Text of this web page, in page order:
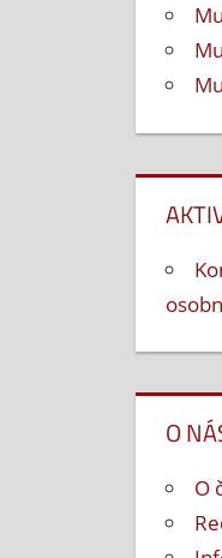
O
O